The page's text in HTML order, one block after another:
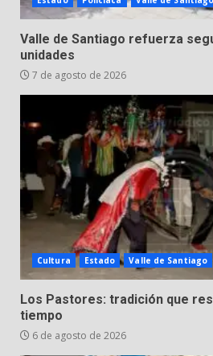
7
José Antonio
Cárdenas, “El
3 de agosto de
Valle de Santiago refuerza
unidades
7 de agosto de 2026
Cultura Estado Valle de Santiago
Los Pastores: tradición que
tiempo
6 de agosto de 2026